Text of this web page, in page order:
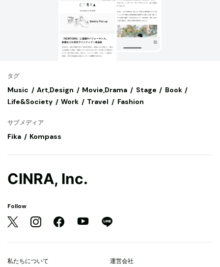
タグ
Music Art,Design Movie,Drama Stage
Book
Life&Society
Work Travel Fashion
サブメディア
Fika Kompass
CINRA, Inc.
Follow
私たちについて 運営会社